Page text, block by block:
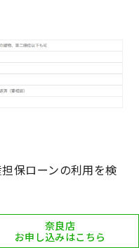
奈良店
お申し込みはこちら
保ローンの利用を検